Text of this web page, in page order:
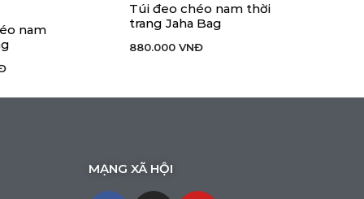
HÀNG
nam
LỰA CHỌN CÁC TÙY CHỌN
Túi đeo chéo nam thời
trang Jaha Bag
880.000 VNĐ
MẠNG XÃ HỘI